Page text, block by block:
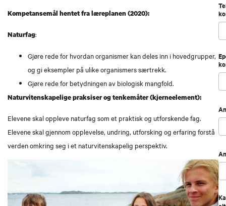
Kompetansemål hentet fra læreplanen (2020):
Naturfag:
Gjøre rede for hvordan organismer kan deles inn i hovedgrupper,
og gi eksempler på ulike organismers særtrekk.
Gjøre rede for betydningen av biologisk mangfold.
Naturvitenskapelige praksiser og tenkemåter (kjerneelement):
Elevene skal oppleve naturfag som et praktisk og utforskende fag.
Elevene skal gjennom opplevelse, undring, utforsking og erfaring forstå
verden omkring seg i et naturvitenskapelig perspektiv.